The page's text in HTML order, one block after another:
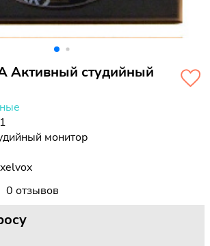
Активный студийный
монитор
0 отзывов